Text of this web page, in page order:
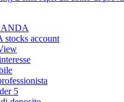
account
5